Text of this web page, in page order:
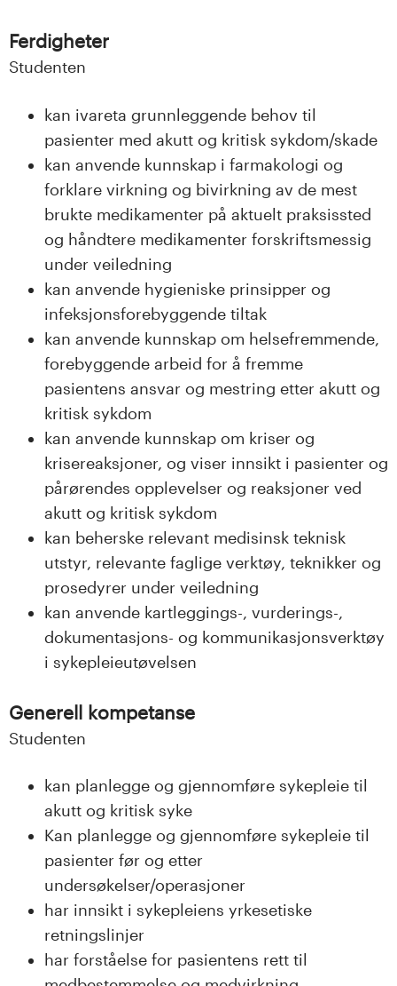
Ferdigheter
Studenten
kan ivareta grunnleggende behov til
pasienter med akutt og kritisk sykdom/skade
kan anvende kunnskap i farmakologi og
forklare virkning og bivirkning av de mest
brukte medikamenter på aktuelt praksissted
og håndtere medikamenter forskriftsmessig
under veiledning
kan anvende hygieniske prinsipper og
infeksjonsforebyggende tiltak
kan anvende kunnskap om helsefremmende,
forebyggende arbeid for å fremme
pasientens ansvar og mestring etter akutt og
kritisk sykdom
kan anvende kunnskap om kriser og
krisereaksjoner, og viser innsikt i pasienter og
pårørendes opplevelser og reaksjoner ved
akutt og kritisk sykdom
kan beherske relevant medisinsk teknisk
utstyr, relevante faglige verktøy, teknikker og
prosedyrer under veiledning
kan anvende kartleggings-, vurderings-,
dokumentasjons- og kommunikasjonsverktøy
i sykepleieutøvelsen
Generell kompetanse
Studenten
kan planlegge og gjennomføre sykepleie til
akutt og kritisk syke
Kan planlegge og gjennomføre sykepleie til
pasienter før og etter
undersøkelser/operasjoner
har innsikt i sykepleiens yrkesetiske
retningslinjer
har forståelse for pasientens rett til